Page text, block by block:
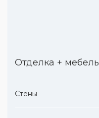
Отделка + мебель
Стены